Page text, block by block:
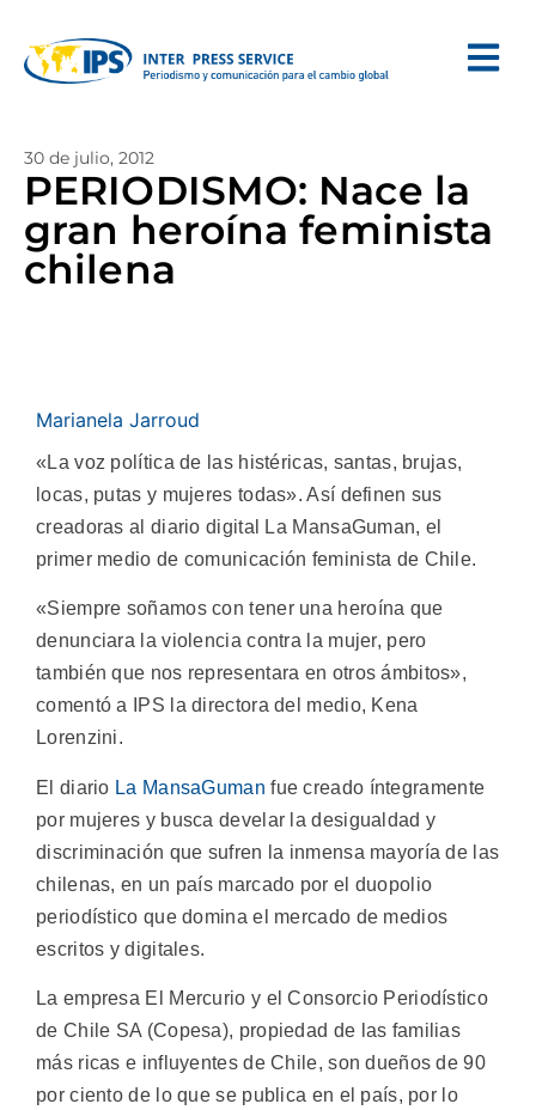
30 de julio, 2012
PERIODISMO: Nace la
gran heroína feminista
chilena
Marianela Jarroud
«La voz política de las histéricas, santas, brujas,
locas, putas y mujeres todas». Así definen sus
creadoras al diario digital La MansaGuman, el
primer medio de comunicación feminista de Chile.
«Siempre soñamos con tener una heroína que
denunciara la violencia contra la mujer, pero
también que nos representara en otros ámbitos»,
comentó a IPS la directora del medio, Kena
Lorenzini.
El diario La MansaGuman fue creado íntegramente
por mujeres y busca develar la desigualdad y
discriminación que sufren la inmensa mayoría de las
chilenas, en un país marcado por el duopolio
periodístico que domina el mercado de medios
escritos y digitales.
La empresa El Mercurio y el Consorcio Periodístico
de Chile SA (Copesa), propiedad de las familias
más ricas e influyentes de Chile, son dueños de 90
por ciento de lo que se publica en el país, por lo